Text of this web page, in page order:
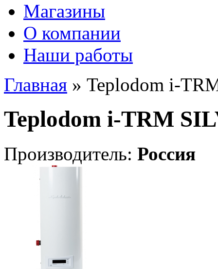
Магазины
О компании
Наши работы
Главная » Teplodom i-
Teplodom i-TRM
Производитель: Россия